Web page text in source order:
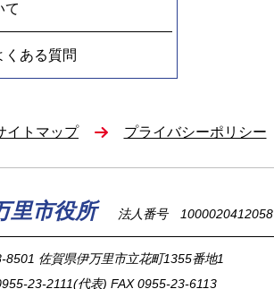
て
くある質問
イトマップ プライバシーポリシー
里市役所 法人番号 1000020412058
8501 佐賀県伊万里市立花町1355番地1
23-2111(代表) FAX 0955-23-6113